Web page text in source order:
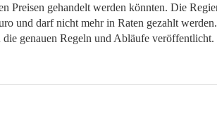
Preisen gehandelt werden könnten. Die
und darf nicht mehr in Raten gezahlt
die genauen Regeln und Abläufe veröffentlicht.